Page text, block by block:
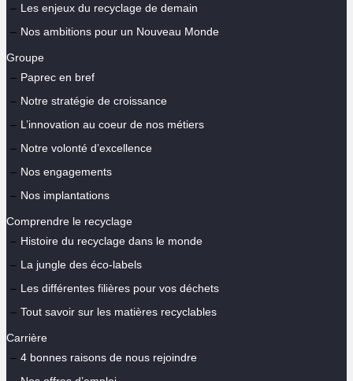
Les enjeux du recyclage de demain
Nos ambitions pour un Nouveau Monde
Groupe
Paprec en bref
Notre stratégie de croissance
L’innovation au coeur de nos métiers
Notre volonté d’excellence
Nos engagements
Nos implantations
Comprendre le recyclage
Histoire du recyclage dans le monde
La jungle des éco-labels
Les différentes filières pour vos déchets
Tout savoir sur les matières recyclables
Carrière
4 bonnes raisons de nous rejoindre